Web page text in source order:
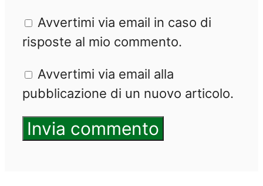
Avvertimi via email in caso di
risposte al mio commento.
Avvertimi via email alla
pubblicazione di un nuovo articolo.